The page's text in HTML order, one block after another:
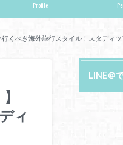
Profile
くべき海外旅行スタイル！スタディ
ィ
LINE＠